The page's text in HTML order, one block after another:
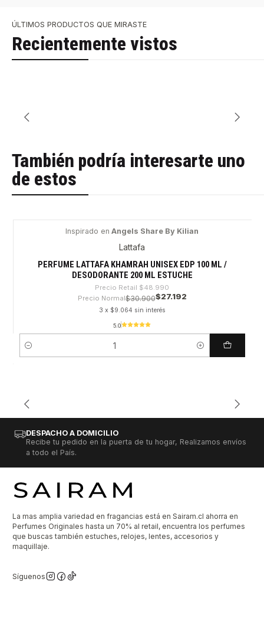
ÚLTIMOS PRODUCTOS QUE MIRASTE
Recientemente vistos
También podría interesarte uno
de estos
Inspirado en Angels Share By Kilian
Lattafa
PERFUME LATTAFA KHAMRAH UNISEX EDP 100 ML /
DESODORANTE 200 ML ESTUCHE
Precio Retail $48.990
Precio Normal$30.900$27.192
3 x $9.064 sin interés
5.0
Cantidad
DESPACHO A DOMICILIO
Recibe tu pedido en la puerta de tu hogar, Realizamos envíos
a todo el País.
La mas amplia variedad en fragancias está en Sairam.cl ahorra en
Perfumes Originales hasta un 70% al retail, encuentra los perfumes
que buscas también estuches, relojes, lentes, accesorios y
maquillaje.
Síguenos